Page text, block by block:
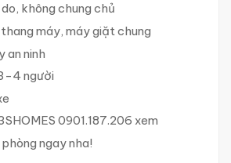
không chung chủ
máy, máy giặt chung
an ninh
4 người
0901.187.206 xem
ngay nha!